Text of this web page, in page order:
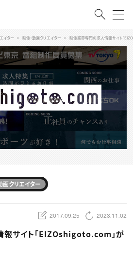
会員登録
索
イター 映像・動画クリエイター 映像業界専門の求人情報サイト「
画クリエイター
2017.09.25 2023.11.02
サイト「EIZOshigoto.com」が